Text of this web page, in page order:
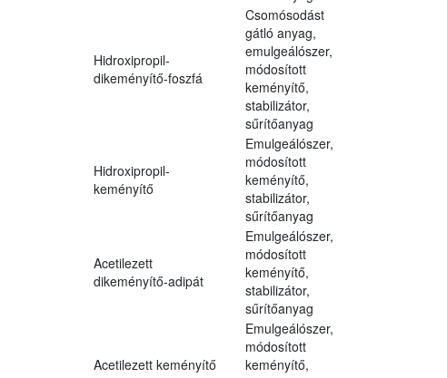
Hidroxipropil-
dikeményítő-foszfá
Csomósodást
gátló anyag,
emulgeálószer,
módosított
keményítő,
stabilizátor,
sűrítőanyag
Hidroxipropil-
keményítő
Emulgeálószer,
módosított
keményítő,
stabilizátor,
sűrítőanyag
Acetilezett
dikeményítő-adipát
Emulgeálószer,
módosított
keményítő,
stabilizátor,
sűrítőanyag
Acetilezett keményítő
Emulgeálószer,
módosított
keményítő,